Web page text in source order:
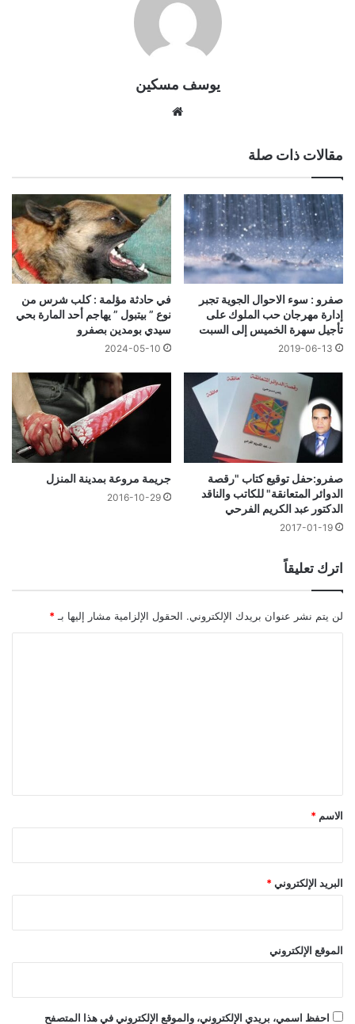
يوسف مسكين
مقالات ذات صلة
صفرو : سوء الاحوال الجوية تجبر
إدارة مهرجان حب الملوك على
تأجيل سهرة الخميس إلى السبت
2019-06-13
في حادثة مؤلمة : كلب شرس من
نوع ” بيتبول ” يهاجم أحد المارة بحي
سيدي بومدين بصفرو
2024-05-10
صفرو:حفل توقيع كتاب "رقصة
الدوائر المتعانقة" للكاتب والناقد
الدكتور عبد الكريم الفرحي
2017-01-19
جريمة مروعة بمدينة المنزل
2016-10-29
اترك تعليقاً
لن يتم نشر عنوان بريدك الإلكتروني. الحقول الإلزامية مشار إليها بـ *
*
الاسم *
البريد الإلكتروني *
الموقع الإلكتروني
احفظ اسمي، بريدي الإلكتروني، والموقع الإلكتروني في هذا المتصفح